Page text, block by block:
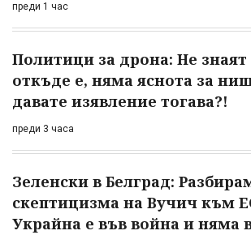
преди 1 час
Политици за дрона: Не знаят
откъде е, няма яснота за
давате изявление тогава?!
преди 3 часа
Зеленски в Белград:
скептицизма на Вучич към
Украйна е във война и няма